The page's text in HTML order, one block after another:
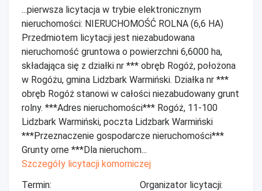
...pierwsza licytacja w trybie elektronicznym
nieruchomości: NIERUCHOMOŚĆ ROLNA (6,6 HA)
Przedmiotem licytacji jest niezabudowana
nieruchomość gruntowa o powierzchni 6,6000 ha,
składająca się z działki nr *** obręb Rogóż, położona
w Rogóżu, gmina Lidzbark Warmiński. Działka nr ***
obręb Rogóż stanowi w całości niezabudowany grunt
rolny. ***Adres nieruchomości*** Rogóż, 11-100
Lidzbark Warmiński, poczta Lidzbark Warmiński
***Przeznaczenie gospodarcze nieruchomości***
Grunty orne ***Dla nieruchom...
Szczegóły licytacji komorniczej
Termin:
Organizator licytacji: